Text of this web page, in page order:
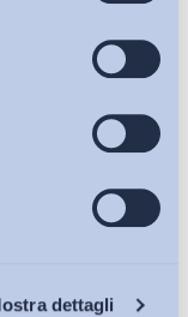
dettagli
descritti